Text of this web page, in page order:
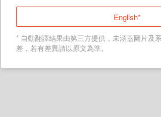
English*
* 自動翻譯結果由第三方提供，未涵蓋圖片及
差，若有差異請以原文為準。